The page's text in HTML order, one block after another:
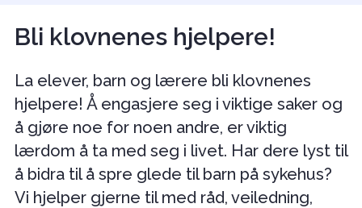
Bli klovnenes hjelpere!
La elever, barn og lærere bli klovnenes
hjelpere! Å engasjere seg i viktige saker og
å gjøre noe for noen andre, er viktig
lærdom å ta med seg i livet. Har dere lyst til
å bidra til å spre glede til barn på sykehus?
Vi hjelper gjerne til med råd, veiledning,